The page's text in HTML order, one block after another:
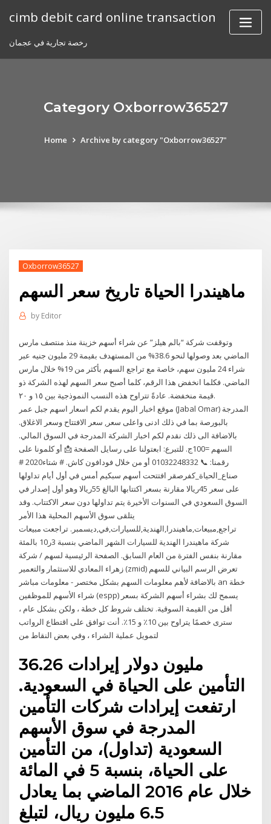
cimb debit card online transaction
رخصة تجارية في عجمان
Category Oxborrow36527
Home Archive by category "Oxborrow36527"
Oxborrow36527
ماهيندرا الحياة تاريخ سعر السهم
by Editor
وتوقفت شركة “بالم هيلز” عن شراء أسهم خزينة منذ منتصف مارس
الماضي بعد وصولها لنحو 38.6% من المستهدف بقيمة 29 مليون جنيه عبر
شراء 24 مليون سهم، خاصة مع تراجع السهم بأكثر من 19% خلال مارس
الماضي. فكلما انخفض هذا الرقم، كلما أصبح سعر السهم لهذه الشركة ذو
قيمة منخفضة. عادةً تتراوح هذه النسب النموذجية بين ١٥ و ٢٠.
موقع اخبار اليوم يقدم لكم اسعار اسهم جبل عمر (Jabal Omar) المدرجة
بالبورصة بما في ذلك ادنى واعلى سعر, سعر الافتتاح وسعر الاغلاق.
بالاضافة الى ذلك نقدم لكم اخبار الشركة المدرجة في السوق المالي.
السهم =100ج. للتبرع: ابعتولنا على رسايل الصفحة 📩 أو كلمونا على
رقمنا: 📞 01032248332 أو من خلال فودافون كاش. # شتاء2020 #
صناع_الحياة_كفرصقر افتتحت أسهم سبكيم أمس في أول أيام تداولها
على سعر 45ريالا مقارنة بسعر اكتتابها البالغ 55ريالا وهو أول إصدار في
السوق السعودي في السنوات الأخيرة يتم تداولها دون سعر الاكتتاب. وقد
يتلقى سوق الأسهم المحلية هذا الأمر
تراجع,مبيعات,ماهيندرا,الهندية,للسيارات,في,ديسمبر. تراجعت مبيعات
شركة ماهيندرا الهندية للسيارات الشهر الماضي بنسبة 3ر10 بالمئة
مقارنة بنفس الفترة من العام السابق. الصفحة الرئيسية لسهم / شركة
زهراء المعادي للاستثمار والتعمير (zmid) تعرض الرسم البياني للسهم
بالاضافة لأهم معلومات السهم بشكل مختصر - معلومات مباشر an خطة
شراء الأسهم للموظفين (espp) يسمح لك بشراء أسهم الشركة بسعر
أقل من القيمة السوقية. تختلف شروط كل خطة ، ولكن بشكل عام ،
سترى خصمًا يتراوح بين 10٪ و 15٪. أنت توافق على اقتطاع الرواتب
لتمويل عملية الشراء ، وفي بعض النقاط من
36.26 مليون دولار إيرادات
التأمين على الحياة في السعودية.
ارتفعت إيرادات شركات التأمين
المدرجة في سوق الأسهم
السعودية (تداول)، من التأمين
على الحياة، بنسبة 5 في المائة
خلال عام 2016 الماضي بما يعادل
6.5 مليون ريال، لتبلغ